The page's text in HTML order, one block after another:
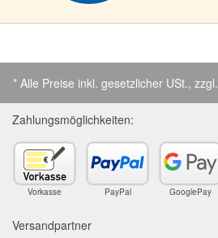
* Alle Preise inkl. gesetzlicher USt., zzgl.
Zahlungsmöglichkeiten:
Vorkasse PayPal GooglePay
Versandpartner